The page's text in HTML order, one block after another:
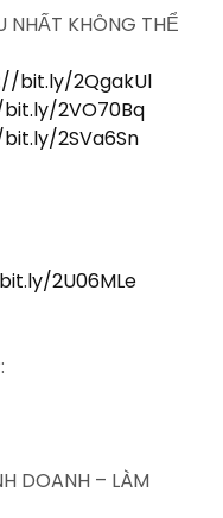
KHÔNG THỂ
bit.ly/2QgakUl
2VO70Bq
2SVa6Sn
2U06MLe
DOANH – LÀM